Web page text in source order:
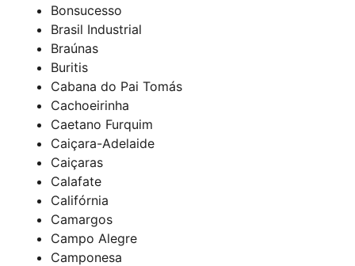
Bonsucesso
Brasil Industrial
Braúnas
Buritis
Cabana do Pai Tomás
Cachoeirinha
Caetano Furquim
Caiçara-Adelaide
Caiçaras
Calafate
Califórnia
Camargos
Campo Alegre
Camponesa